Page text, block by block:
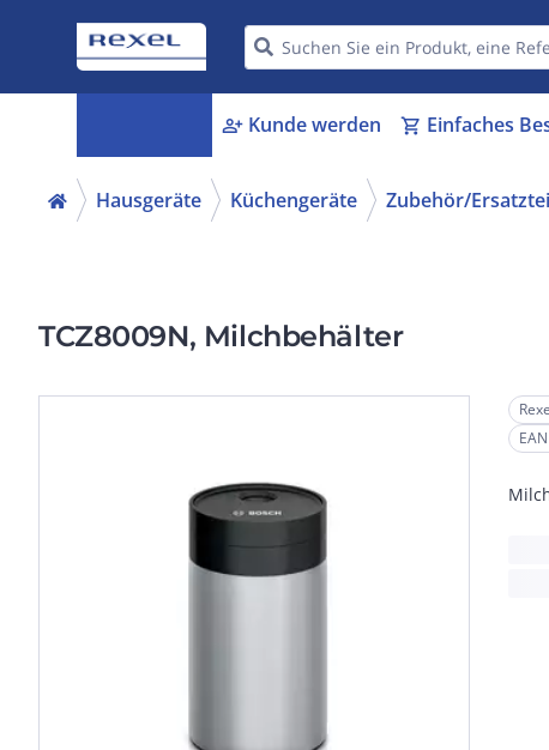
person_add Kunde werden shopping_cart Einfaches
Hausgeräte Küchengeräte Zubehör/
TCZ8009N, Milchbehälter